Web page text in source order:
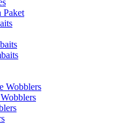
Paket
Wobblers